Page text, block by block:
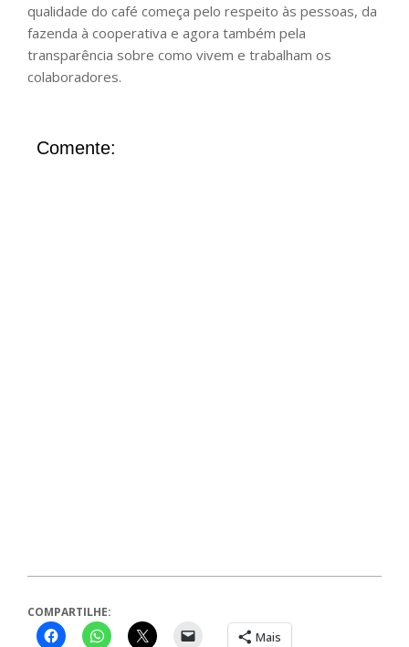
qualidade do café começa pelo respeito às pessoas, da
fazenda à cooperativa e agora também pela
transparência sobre como vivem e trabalham os
colaboradores.
Comente:
COMPARTILHE:
Mais